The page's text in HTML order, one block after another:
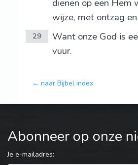
dienen op een Hem
wijze, met ontzag
29
Want onze God is
vuur.
← naar Bijbel index
Abonneer op onze
Je e-mailadres: